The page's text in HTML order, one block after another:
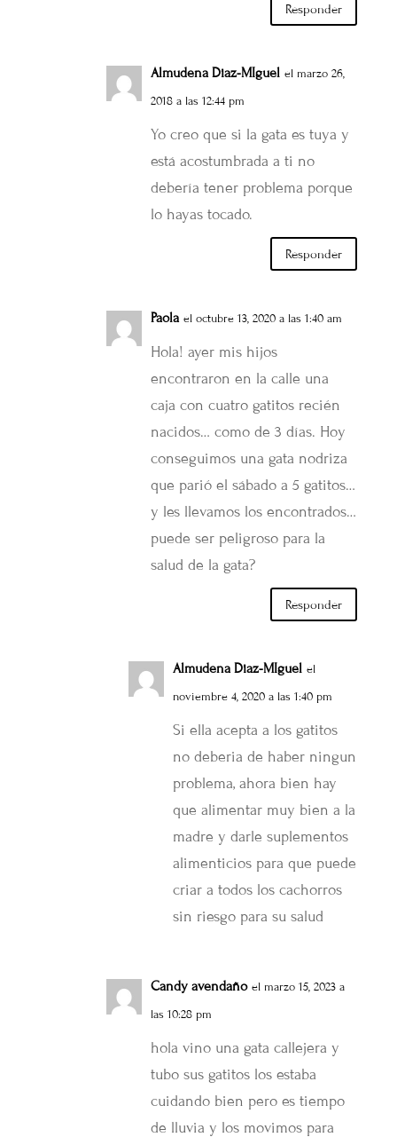
Responder
Almudena Diaz-MIguel el marzo 26,
2018 a las 12:44 pm
Yo creo que si la gata es tuya y
está acostumbrada a ti no
debería tener problema porque
lo hayas tocado.
Responder
Paola el octubre 13, 2020 a las 1:40 am
Hola! ayer mis hijos
encontraron en la calle una
caja con cuatro gatitos recién
nacidos… como de 3 días. Hoy
conseguimos una gata nodriza
que parió el sábado a 5 gatitos…
y les llevamos los encontrados…
puede ser peligroso para la
salud de la gata?
Responder
Almudena Diaz-MIguel el
noviembre 4, 2020 a las 1:40 pm
Si ella acepta a los gatitos
no deberia de haber ningun
problema, ahora bien hay
que alimentar muy bien a la
madre y darle suplementos
alimenticios para que puede
criar a todos los cachorros
sin riesgo para su salud
Candy avendaño el marzo 15, 2023 a
las 10:28 pm
hola vino una gata callejera y
tubo sus gatitos los estaba
cuidando bien pero es tiempo
de lluvia y los movimos para